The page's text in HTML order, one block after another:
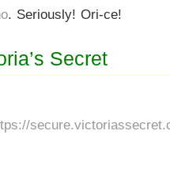
. Seriously! Ori-ce!
Secret